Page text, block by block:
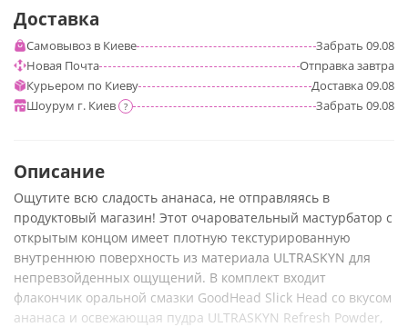
Доставка
Самовывоз в Киеве Забрать 09.08
Новая Почта
Отправказавтра
Курьером по Киеву
Доставка09.08
Шоурум г. Киев
? Забрать 09.08
Описание
Ощутите всю сладость ананаса, не отправляясь в
продуктовый магазин! Этот очаровательный мастурбатор с
открытым концом имеет плотную текстурированную
внутреннюю поверхность из материала ULTRASKYN для
непревзойденных ощущений. В комплект входит
флакончик оральной смазки GoodHead Slick Head со вкусом
ананаса и освежающая пудра ULTRASKYN Refresh Powder,